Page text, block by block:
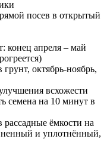
посев в открытый
конец апреля – май
октябрь-ноябрь,
всхожести
семена на 10 минут в
ёмкости на
и уплотнённый,